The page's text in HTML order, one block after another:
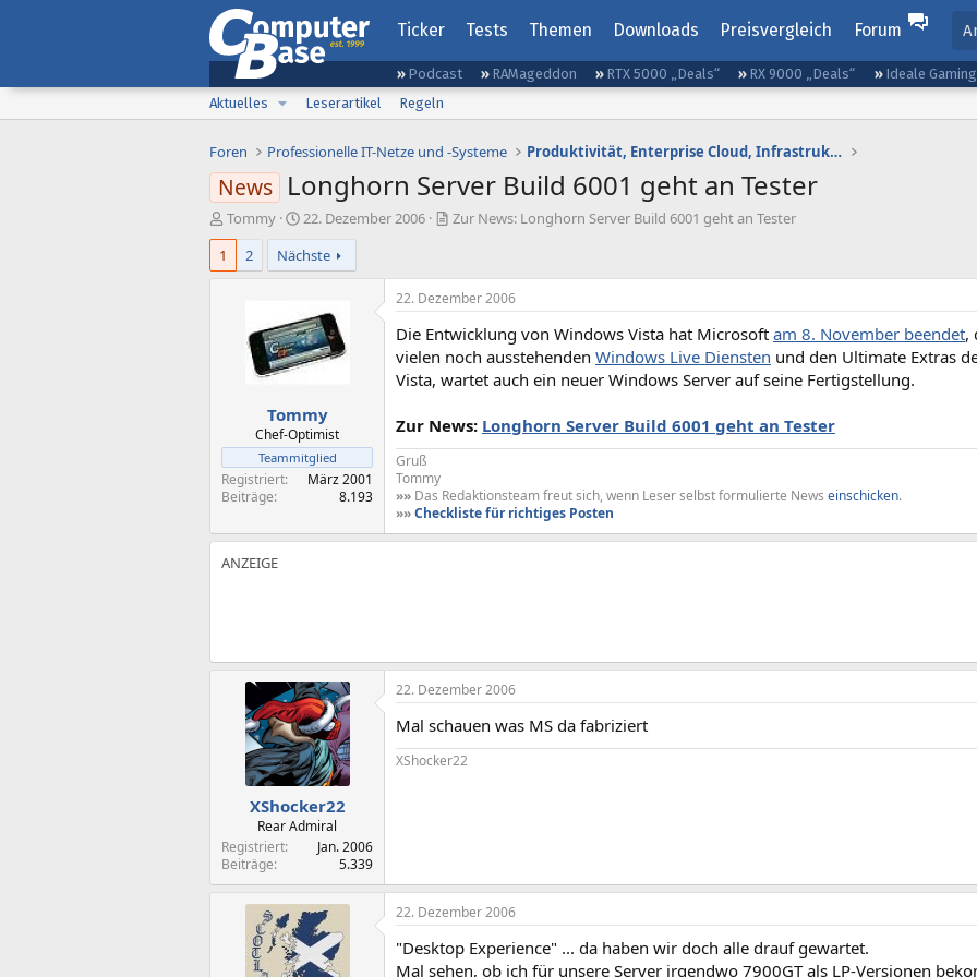
Ticker Tests Themen Downloads Preisvergleich Forum
Podcast RAMageddon RTX 5000 „Deals“ RX 9000 „Deals“ Ideale
Aktuelles
Leserartikel Regeln
Foren Professionelle IT-Netze und -Systeme Produktivität, Enterprise Cloud, Infrastruktur
News Longhorn Server Build 6001 geht an Tester
E
r
t
Tommy
E
r
s
t
l
l
t
a
22. Dezember 2006
Zur News: Longhorn Server Build 6001 geht an Tester
1
2 Nächste
Tommy
Chef-Optimist
Teammitglied
Registriert
März 2001
Beiträge
8.193
22. Dezember 2006
Die Entwicklung von Windows Vista hat Microsoft am 8. November beendet,
vielen noch ausstehenden Windows Live Diensten und den Ultimate Extras
Vista, wartet auch ein neuer Windows Server auf seine Fertigstellung.
Zur News: Longhorn Server Build 6001 geht an Tester
Gruß
Tommy
»» Das Redaktionsteam freut sich, wenn Leser selbst formulierte News einschicken.
»»Checkliste für richtiges Posten
XShocker22
Rear Admiral
Registriert
Jan. 2006
Beiträge
5.339
22. Dezember 2006
Mal schauen was MS da fabriziert
XShocker22
22. Dezember 2006
"Desktop Experience" ... da haben wir doch alle drauf gewartet.
Mal sehen, ob ich für unsere Server irgendwo 7900GT als LP-Versionen